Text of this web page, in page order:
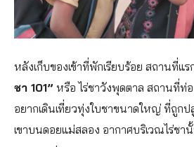
หลังเก็บของเข้าที่พักเรียบร้อย สถานที่แร
ชา 101” หรือ ไร่ชาวังพุดตาล สถานที่ท่
อยากเดินเที่ยวทุ่งใบชาขนาดใหญ่ ที่ถูก
เขาบนดอยแม่สลอง อากาศบริเวณไร่ชา